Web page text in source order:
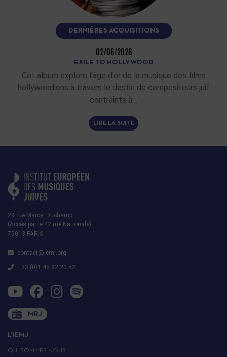
DERNIÈRES ACQUISITIONS
02/06/2026
EXILE TO HOLLYWOOD
Cet album explore l’âge d’or de la musique des films
hollywoodiens à travers le destin de compositeurs juif
contraints à…
LIRE LA SUITE
29 rue Marcel Duchamp
(Accès par le 42 rue Nationale)
75013 PARIS
contact@iemj.org
+ 33 (0)1 45 82 20 52
MRJ
L’IEMJ
QUI SOMMES-NOUS